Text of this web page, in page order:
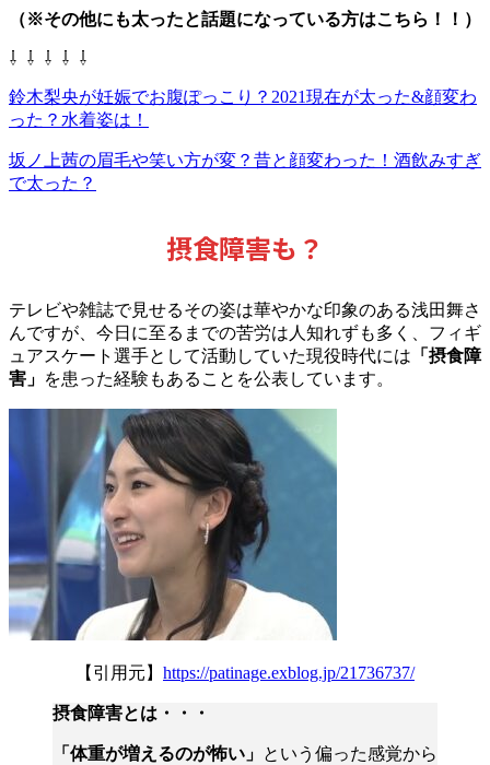
（※その他にも太ったと話題になっている方はこちら！！）
⇩ ⇩ ⇩ ⇩ ⇩
鈴木梨央が妊娠でお腹ぽっこり？2021現在が太った&顔変わ
った？水着姿は！
坂ノ上茜の眉毛や笑い方が変？昔と顔変わった！酒飲みすぎ
で太った？
摂食障害も？
テレビや雑誌で見せるその姿は華やかな印象のある浅田舞さ
んですが、今日に至るまでの苦労は人知れずも多く、フィギ
ュアスケート選手として活動していた現役時代には 「摂食障
害」 を患った経験もあることを公表しています。
【引用元】 https://patinage.exblog.jp/21736737/
摂食障害とは・・・
「体重が増えるのが怖い」 という偏った感覚から